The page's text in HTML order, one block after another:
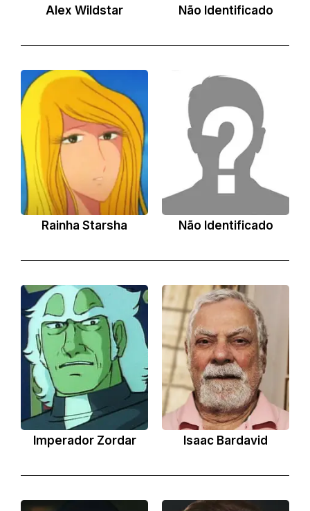
Alex Wildstar Não Identificado
Rainha Starsha Não Identificado
Imperador Zordar Isaac Bardavid